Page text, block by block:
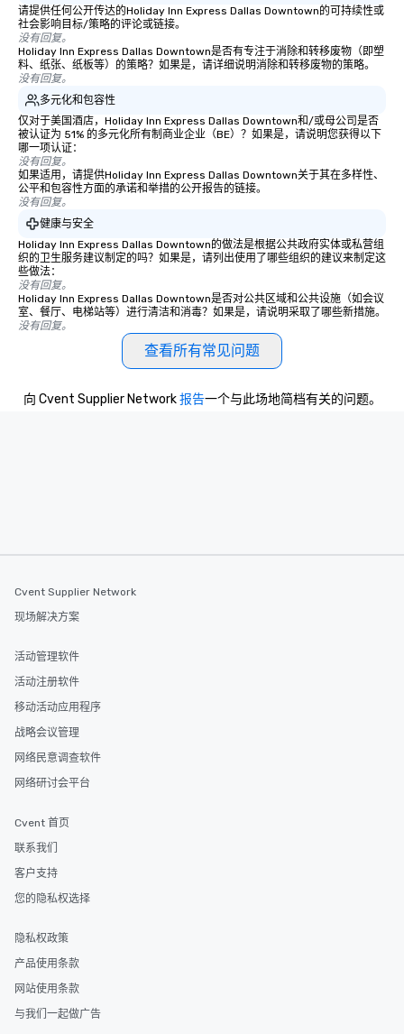
请提供任何公开传达的Holiday Inn Express Dallas Downtown的可持续性或
社会影响目标/策略的评论或链接。
没有回复。
Holiday Inn Express Dallas Downtown是否有专注于消除和转移废物（即塑
料、纸张、纸板等）的策略？如果是，请详细说明消除和转移废物的策略。
没有回复。
多元化和包容性
仅对于美国酒店，Holiday Inn Express Dallas Downtown和/或母公司是否
被认证为 51% 的多元化所有制商业企业（BE）？如果是，请说明您获得以下
哪一项认证：
没有回复。
如果适用，请提供Holiday Inn Express Dallas Downtown关于其在多样性、
公平和包容性方面的承诺和举措的公开报告的链接。
没有回复。
健康与安全
Holiday Inn Express Dallas Downtown的做法是根据公共政府实体或私营组
织的卫生服务建议制定的吗？如果是，请列出使用了哪些组织的建议来制定这
些做法：
没有回复。
Holiday Inn Express Dallas Downtown是否对公共区域和公共设施（如会议
室、餐厅、电梯站等）进行清洁和消毒？如果是，请说明采取了哪些新措施。
没有回复。
查看所有常见问题
向 Cvent Supplier Network报告一个与此场地简档有关的问题。
Cvent Supplier Network
现场解决方案
活动管理软件
活动注册软件
移动活动应用程序
战略会议管理
网络民意调查软件
网络研讨会平台
Cvent 首页
联系我们
客户支持
您的隐私权选择
隐私权政策
产品使用条款
网站使用条款
与我们一起做广告